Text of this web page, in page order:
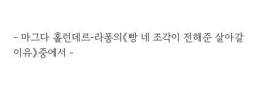
- 마그다 홀런데르-라퐁의《빵 네 조각이 전해준 살아갈
이유》중에서 -